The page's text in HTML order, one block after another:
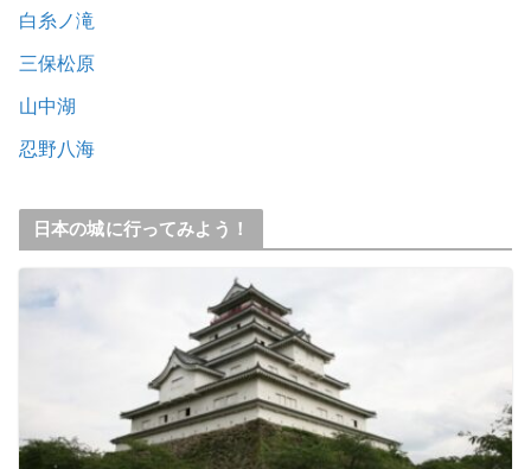
白糸ノ滝
三保松原
山中湖
忍野八海
日本の城に行ってみよう！